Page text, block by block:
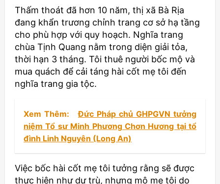
Thấm thoát đã hơn 10 năm, thị xã Bà Rịa
đang khẩn trương chỉnh trang cơ sở hạ tầng
cho phù hợp với quy hoạch. Nghĩa trang
chùa Tịnh Quang nằm trong diện giải tỏa,
thời hạn 3 tháng. Tôi thuê người bốc mộ và
mua quách để cải táng hài cốt mẹ tôi đến
nghĩa trang gia tộc.
Xem Thêm:
Đức Pháp chủ GHPGVN tưởng
niệm Tổ sư Minh Phương Chơn Hương tại tổ
đình Linh Nguyên (Long An)
Việc bốc hài cốt mẹ tôi tưởng rằng sẽ được
thực hiện như dự trù, nhưng mộ mẹ tôi do